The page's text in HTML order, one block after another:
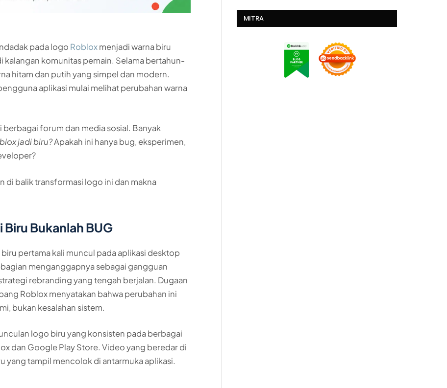
pada logo Robloxmenjadi warna biru
kalangan komunitas pemain. Selama bertahun-
hitam dan putih yang simpel dan modern.
aplikasi mulai melihat perubahan warna
forum dan media sosial. Banyak
jadi biru?Apakah ini hanya bug, eksperimen,
di balik transformasi logo ini dan makna
Bukanlah BUG
pertama kali muncul pada aplikasi desktop
menganggapnya sebagai gangguan
rebranding yang tengah berjalan. Dugaan
Roblox menyatakan bahwa perubahan ini
bukan kesalahan sistem.
logo biru yang konsisten pada berbagai
dan Google Play Store. Video yang beredar di
yang tampil mencolok di antarmuka aplikasi.
MITRA